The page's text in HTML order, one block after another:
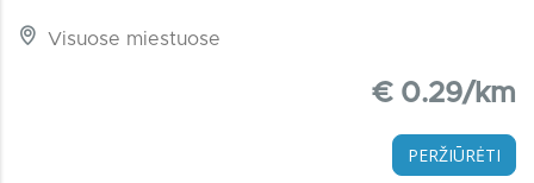
Visuose miestuose
€ 0.29/km
PERŽIŪRĖTI